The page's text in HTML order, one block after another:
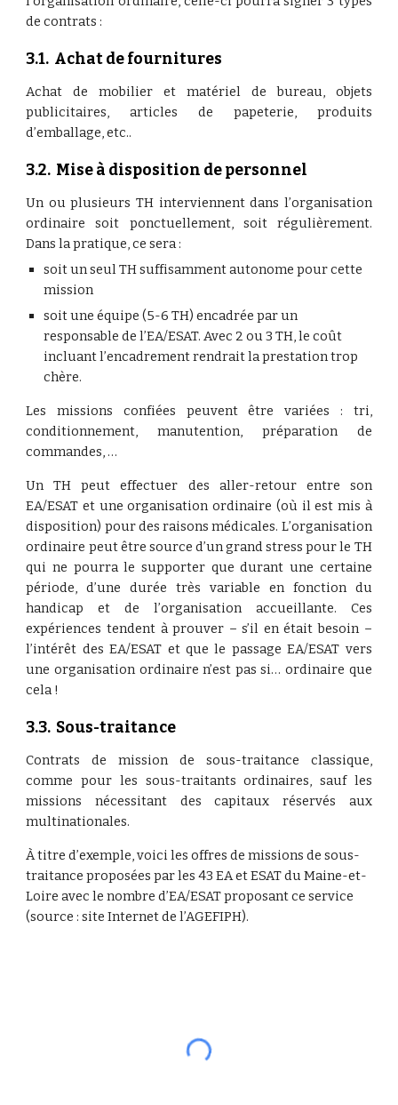
de contrats :
3.1.  Achat de fournitures
Achat de mobilier et matériel de bureau, objets
publicitaires, articles de papeterie, produits
d’emballage, etc..
3.2.  Mise à disposition de personnel
Un ou plusieurs TH interviennent dans l’organisation
ordinaire soit ponctuellement, soit régulièrement.
Dans la pratique, ce sera :
soit un seul TH suffisamment autonome pour cette
mission
soit une équipe (5-6 TH) encadrée par un
responsable de l’EA/ESAT. Avec 2 ou 3 TH, le coût
incluant l’encadrement rendrait la prestation trop
chère.
Les missions confiées peuvent être variées : tri,
conditionnement, manutention, préparation de
commandes, …
Un TH peut effectuer des aller-retour entre son
EA/ESAT et une organisation ordinaire (où il est mis à
disposition) pour des raisons médicales. L’organisation
ordinaire peut être source d’un grand stress pour le TH
qui ne pourra le supporter que durant une certaine
période, d’une durée très variable en fonction du
handicap et de l’organisation accueillante. Ces
expériences tendent à prouver – s’il en était besoin –
l’intérêt des EA/ESAT et que le passage EA/ESAT vers
une organisation ordinaire n’est pas si… ordinaire que
cela !
3.3.  Sous-traitance
Contrats de mission de sous-traitance classique,
comme pour les sous-traitants ordinaires, sauf les
missions nécessitant des capitaux réservés aux
multinationales.
À titre d’exemple, voici les offres de missions de sous-
traitance proposées par les 43 EA et ESAT du Maine-et-
Loire avec le nombre d’EA/ESAT proposant ce service
(source : site Internet de l’AGEFIPH).